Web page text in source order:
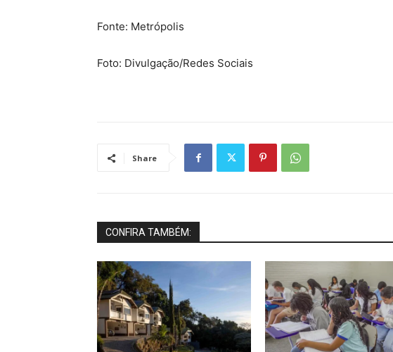
Fonte: Metrópolis
Foto: Divulgação/Redes Sociais
Share
CONFIRA TAMBÉM: